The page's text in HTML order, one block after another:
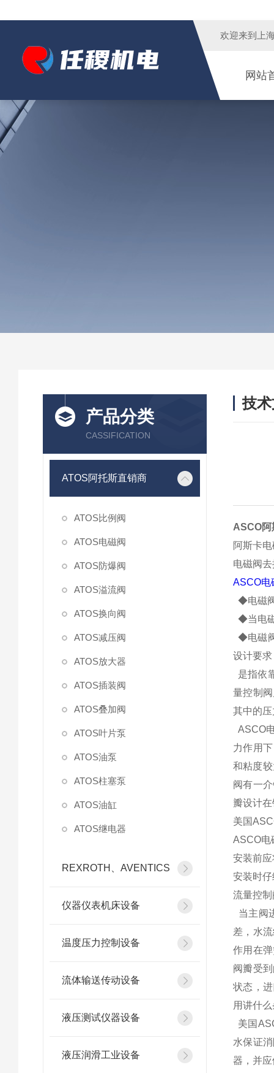
欢迎来到 上
网站
产品分类
CASSIFICATION
ATOS阿托斯直销商
ATOS比例阀
ATOS电磁阀
ATOS防爆阀
ATOS溢流阀
ATOS换向阀
ATOS减压阀
ATOS放大器
ATOS插装阀
ATOS叠加阀
ATOS叶片泵
ATOS油泵
ATOS柱塞泵
ATOS油缸
ATOS继电器
REXROTH、AVENTICS
仪器仪表机床设备
温度压力控制设备
流体输送传动设备
液压测试仪器设备
液压润滑工业设备
技
ASCO阿
阿斯卡
电磁阀
ASCO电
◆电磁
◆当电
◆电磁
设计要
是指依
量控制
其中的
ASCO
力作用
和粘度
阀有一
瓣设计
美国
ASCO电
安装前
安装时
流量控
当主阀
差，水
作用在
阀瓣受
状态，
用讲什
美国
水保证
器，并